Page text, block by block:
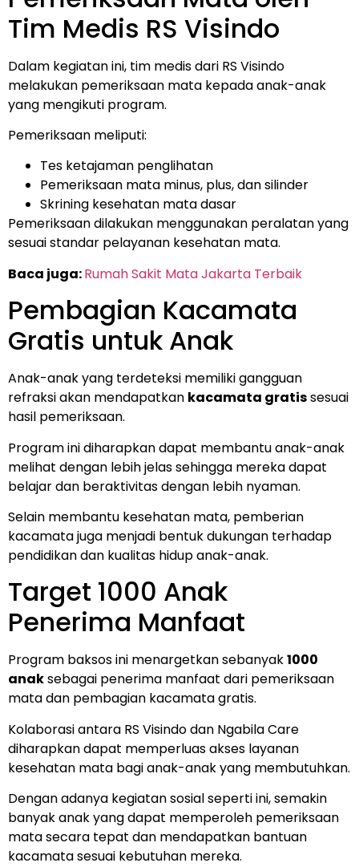
Tim Medis RS Visindo
Dalam kegiatan ini, tim medis dari RS Visindo
melakukan pemeriksaan mata kepada anak-anak
yang mengikuti program.
Pemeriksaan meliputi:
Tes ketajaman penglihatan
Pemeriksaan mata minus, plus, dan silinder
Skrining kesehatan mata dasar
Pemeriksaan dilakukan menggunakan peralatan yang
sesuai standar pelayanan kesehatan mata.
Baca juga:Rumah Sakit Mata Jakarta Terbaik
Pembagian Kacamata
Gratis untuk Anak
Anak-anak yang terdeteksi memiliki gangguan
refraksi akan mendapatkan kacamata gratissesuai
hasil pemeriksaan.
Program ini diharapkan dapat membantu anak-anak
melihat dengan lebih jelas sehingga mereka dapat
belajar dan beraktivitas dengan lebih nyaman.
Selain membantu kesehatan mata, pemberian
kacamata juga menjadi bentuk dukungan terhadap
pendidikan dan kualitas hidup anak-anak.
Target 1000 Anak
Penerima Manfaat
Program baksos ini menargetkan sebanyak1000
anaksebagai penerima manfaat dari pemeriksaan
mata dan pembagian kacamata gratis.
Kolaborasi antara RS Visindo dan Ngabila Care
diharapkan dapat memperluas akses layanan
kesehatan mata bagi anak-anak yang membutuhkan.
Dengan adanya kegiatan sosial seperti ini, semakin
banyak anak yang dapat memperoleh pemeriksaan
mata secara tepat dan mendapatkan bantuan
kacamata sesuai kebutuhan mereka.